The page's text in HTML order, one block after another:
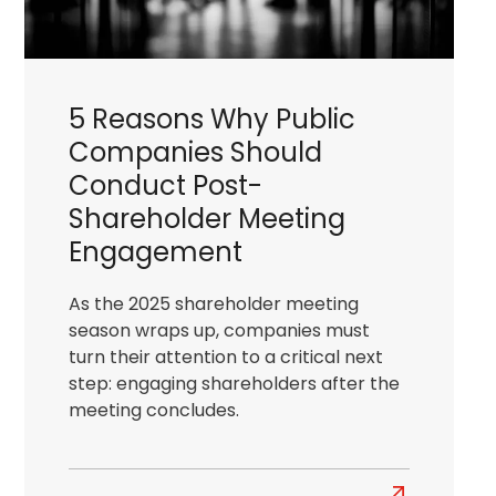
5 Reasons Why Public
Companies Should
Conduct Post-
Shareholder Meeting
Engagement
As the 2025 shareholder meeting
season wraps up, companies must
turn their attention to a critical next
step: engaging shareholders after the
meeting concludes.